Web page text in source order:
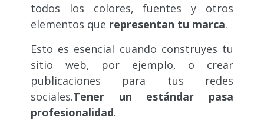
todos los colores, fuentes y otros
elementos que representan tu marca.
Esto es esencial cuando construyes tu
sitio web, por ejemplo, o crear
publicaciones para tus redes
sociales.Tener un estándar pasa
profesionalidad.